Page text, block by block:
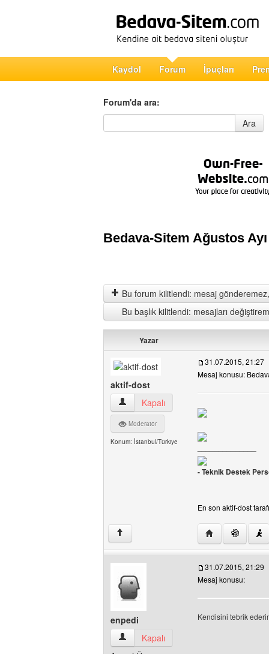
Kaydol Forum İpuçları
Forum'da ara:
Forum'da ara
Ara
Bedava-Sitem Ağustos
Bu forum kilitlendi: mesaj
Bu başlık kilitlendi: mesajları
Yazar
aktif-dost
aktif-dost Kullanıcının profilini görüntüle
Kapalı
Moderatör
Konum: İstanbul/Türkiye
31.07.2015, 21:27
Mesaj konusu:
- Teknik Destek
En son aktif-dost
↑ Yazarın web
enpedi
enpedi Kullanıcının profilini görüntüle
Kapalı
31.07.2015, 21:29
Mesaj konusu:
Kendisini tebrik